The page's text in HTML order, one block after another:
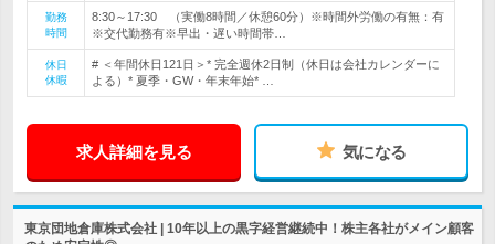
勤務
時間
8:30～17:30 （実働8時間／休憩60分）※時間外労働の有無：有
※交代勤務有※早出・遅い時間帯…
休日
休暇
# ＜年間休日121日＞* 完全週休2日制（休日は会社カレンダーに
よる）* 夏季・GW・年末年始* …
求人詳細を見る 気になる
東京団地倉庫株式会社 | 10年以上の黒字経営継続中！株主各社がメイン顧客